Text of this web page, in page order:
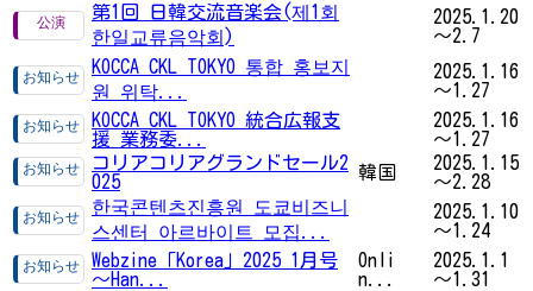
第1回 日韓交流音楽会(제1회
한일교류음악회)
2025.1.20
～2.7
KOCCA CKL TOKYO 통합 홍보지
원 위탁...
2025.1.16
～1.27
KOCCA CKL TOKYO 統合広報支
援 業務委...
2025.1.16
～1.27
コリアコリアグランドセール2
025
韓国
2025.1.15
～2.28
한국콘텐츠진흥원 도쿄비즈니
스센터 아르바이트 모집...
2025.1.10
～1.24
Webzine「Korea」2025 1月号
～Han...
Onli
n...
2025.1.1
～1.31